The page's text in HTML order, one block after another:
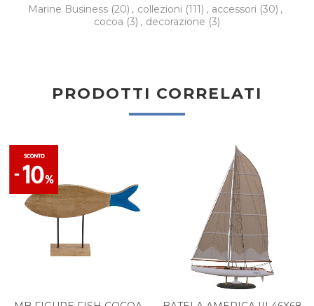
Marine Business (20) , collezioni (111) , accessori (30) ,
cocoa (3) , decorazione (3)
PRODOTTI CORRELATI